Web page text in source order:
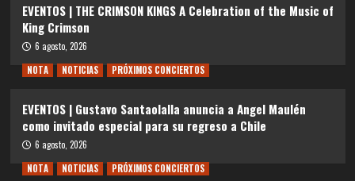
EVENTOS | THE CRIMSON KINGS A Celebration of the Music of
King Crimson
6 agosto, 2026
NOTA
NOTICIAS PRÓXIMOS CONCIERTOS
EVENTOS | Gustavo Santaolalla anuncia a Angel Maulén
como invitado especial para su regreso a Chile
6 agosto, 2026
NOTA
NOTICIAS PRÓXIMOS CONCIERTOS